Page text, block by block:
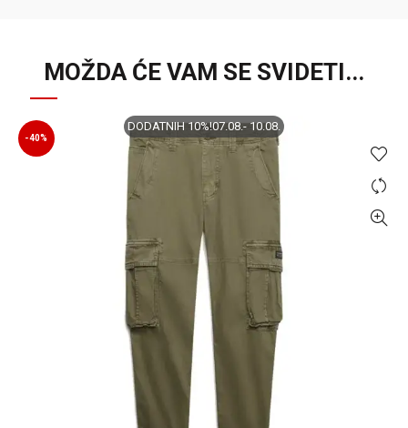
MOŽDA ĆE VAM SE SVIDETI...
-40%
DODATNIH 10%!07.08.- 10.08.